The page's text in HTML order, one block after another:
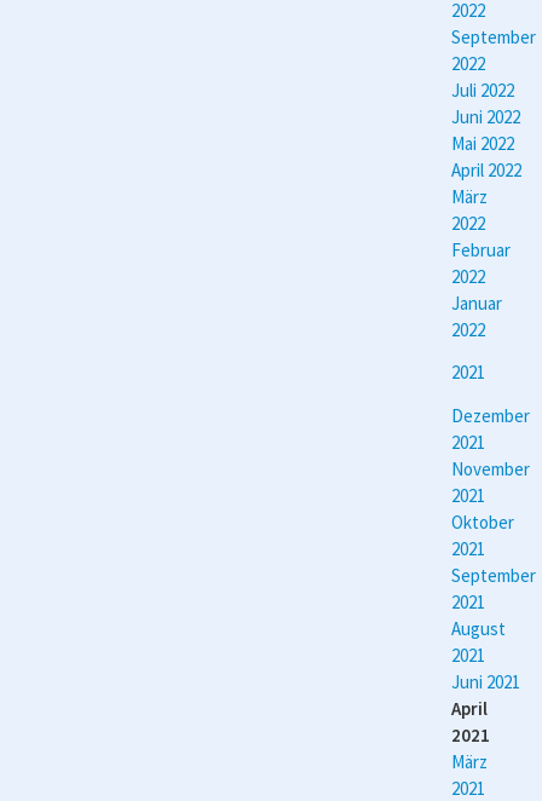
2022
September
2022
Juli 2022
Juni 2022
Mai 2022
April 2022
März
2022
Februar
2022
Januar
2022
2021
Dezember
2021
November
2021
Oktober
2021
September
2021
August
2021
Juni 2021
April
2021
März
2021